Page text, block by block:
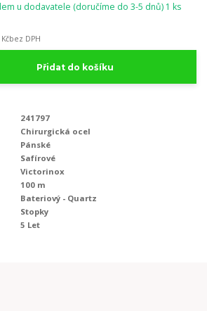
u dodavatele (doručíme do 3-5 dnů) 1 ks
bez DPH
Přidat do košíku
241797
Chirurgická ocel
Pánské
Safírové
Victorinox
100 m
Bateriový - Quartz
Stopky
5 Let